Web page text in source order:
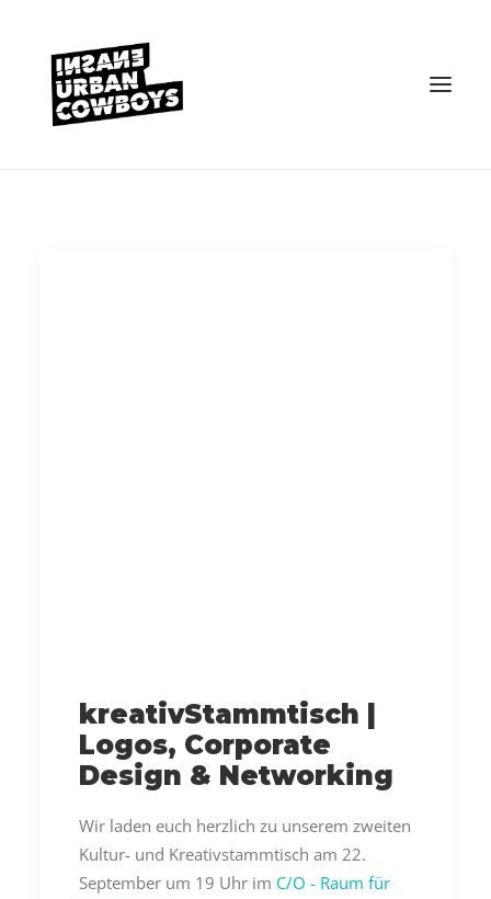
kreativStammtisch |
Logos, Corporate
Design & Networking
Wir laden euch herzlich zu unserem zweiten
Kultur- und Kreativstammtisch am 22.
September um 19 Uhr im C/O - Raum für